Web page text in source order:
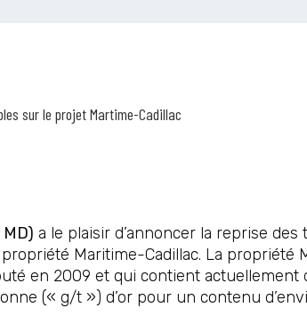
sur le projet Martime-Cadillac
a le plaisir d’annoncer la reprise
Maritime-Cadillac. La propriété
en 2009 et qui contient
(« g/t ») d’or pour un contenu